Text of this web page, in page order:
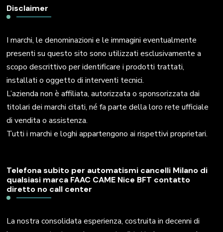
Disclaimer
I marchi, le denominazioni e le immagini eventualmente
presenti su questo sito sono utilizzati esclusivamente a
scopo descrittivo per identificare i prodotti trattati,
installati o oggetto di interventi tecnici.
L’azienda non è affiliata, autorizzata o sponsorizzata dai
titolari dei marchi citati, né fa parte della loro rete ufficiale
di vendita o assistenza.
Tutti i marchi e loghi appartengono ai rispettivi proprietari.
Telefona subito per automatismi cancelli Milano di
qualsiasi marca FAAC CAME Nice BFT contatto
diretto no call center
La nostra consolidata esperienza, costruita in decenni di